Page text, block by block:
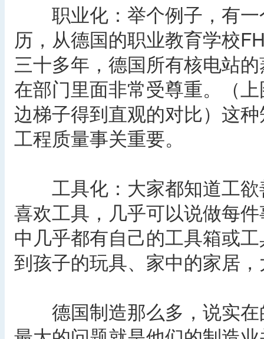
职业化：举个例子，有一
历，从德国的职业教育学校
三十多年，德国所有核电站
在部门里面非常受尊重。（
边梯子得到直观的对比）这
工程质量事关重要。
工具化：大家都知道工欲
喜欢工具，几乎可以说做每
中几乎都有自己的工具箱或
到孩子的玩具、家中的家居
德国制造那么多，说实在